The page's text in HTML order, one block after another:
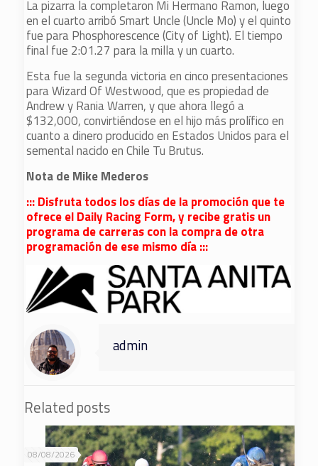
La pizarra la completaron Mi Hermano Ramon, luego
en el cuarto arribó Smart Uncle (Uncle Mo) y el quinto
fue para Phosphorescence (City of Light). El tiempo
final fue 2:01.27 para la milla y un cuarto.
Esta fue la segunda victoria en cinco presentaciones
para Wizard Of Westwood, que es propiedad de
Andrew y Rania Warren, y que ahora llegó a
$132,000, convirtiéndose en el hijo más prolífico en
cuanto a dinero producido en Estados Unidos para el
semental nacido en Chile Tu Brutus.
Nota de Mike Mederos
::: Disfruta todos los días de la promoción que te
ofrece el Daily Racing Form, y recibe gratis un
programa de carreras con la compra de otra
programación de ese mismo día :::
admin
Related posts
08/08/2026